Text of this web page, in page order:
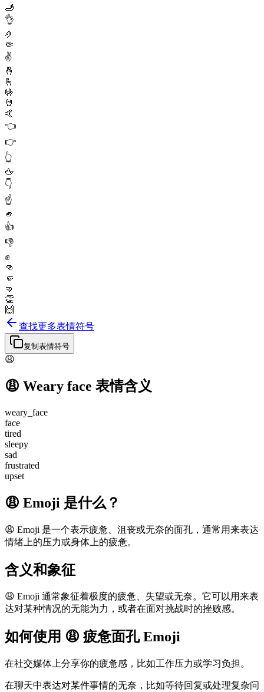
🫸
👌
🤌
🤏
✌️
🤞
🫰
🤟
🤘
🤙
👈
👉
👆
🖕
👇
☝️
🫵
👍
👎
✊
👊
🤛
🤜
👏
🙌
查找更多表情符号
复制表情符号
😩
😩 Weary face 表情含义
weary_face
face
tired
sleepy
sad
frustrated
upset
😩 Emoji 是什么？
😩 Emoji 是一个表示疲惫、沮丧或无奈的面孔，通常用来表达
情绪上的压力或身体上的疲惫。
含义和象征
😩 Emoji 通常象征着极度的疲惫、失望或无奈。它可以用来表
达对某种情况的无能为力，或者在面对挑战时的挫败感。
如何使用 😩 疲惫面孔 Emoji
在社交媒体上分享你的疲惫感，比如工作压力或学习负担。
在聊天中表达对某件事情的无奈，比如等待回复或处理复杂问